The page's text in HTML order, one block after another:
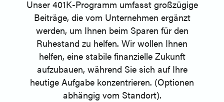
Unser 401K-Programm umfasst großzügige
Beiträge, die vom Unternehmen ergänzt
werden, um Ihnen beim Sparen für den
Ruhestand zu helfen. Wir wollen Ihnen
helfen, eine stabile finanzielle Zukunft
aufzubauen, während Sie sich auf Ihre
heutige Aufgabe konzentrieren. (Optionen
abhängig vom Standort).